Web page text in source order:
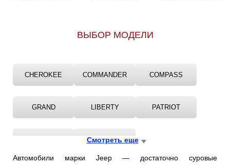
ВЫБОР МОДЕЛИ
CHEROKEE COMMANDER COMPASS
GRAND LIBERTY PATRIOT
WRANGLER
Смотреть еще
Автомобили марки Jeep — достаточно суровые